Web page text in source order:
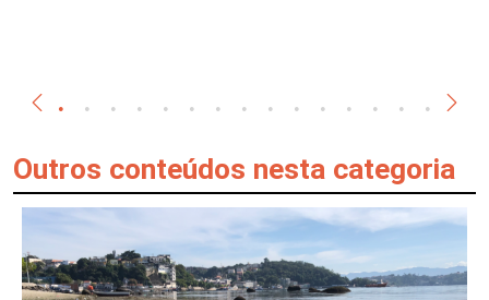
Outros conteúdos nesta categoria